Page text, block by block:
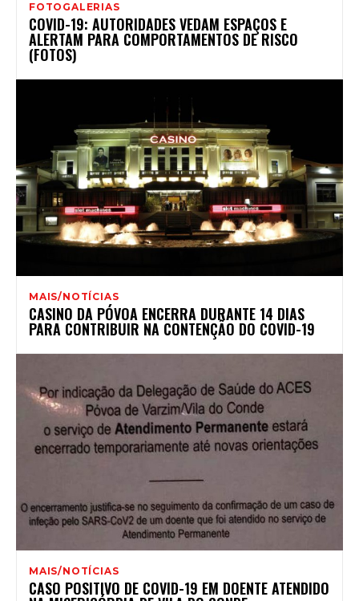
FOTOGALERIAS
COVID-19: AUTORIDADES VEDAM ESPAÇOS E
ALERTAM PARA COMPORTAMENTOS DE RISCO
(FOTOS)
MAIS/NOTÍCIAS
CASINO DA PÓVOA ENCERRA DURANTE 14 DIAS
PARA CONTRIBUIR NA CONTENÇÃO DO COVID-19
MAIS/NOTÍCIAS
CASO POSITIVO DE COVID-19 EM DOENTE ATENDIDO